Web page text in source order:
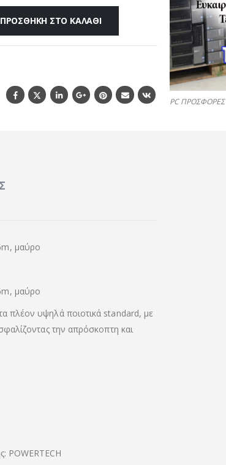
ΠΡΟΣΘΉΚΗ ΣΤΟ ΚΑΛΆΘΙ
μαύρο
μαύρο
πλέον υψηλά ποιοτικά standard, με
την απρόσκοπτη και
POWERTECH
PC ΠΡΟΣΦΟΡΕΣ